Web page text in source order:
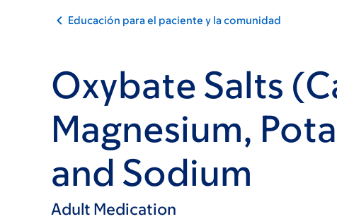
Educación para el paciente y la comunidad
Oxybate Salts
Magnesium,
and Sodium
Adult Medication